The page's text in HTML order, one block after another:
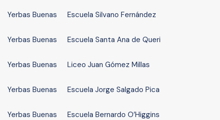
Yerbas Buenas Escuela Silvano Fernández
Yerbas Buenas Escuela Santa Ana de Queri
Yerbas Buenas Liceo Juan Gómez Millas
Yerbas Buenas Escuela Jorge Salgado Pica
Yerbas Buenas Escuela Bernardo O’Higgins